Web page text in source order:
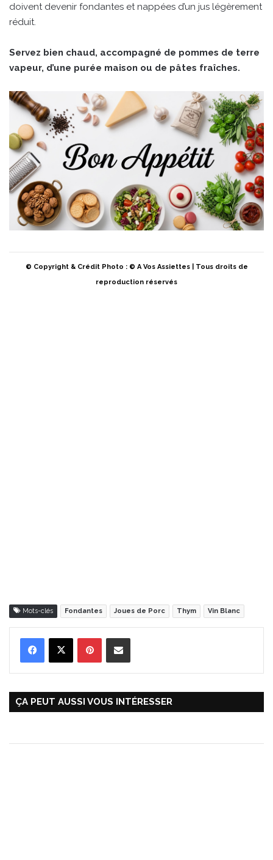
doivent devenir fondantes et nappées d’un jus légèrement
réduit.
Servez bien chaud, accompagné de pommes de terre
vapeur, d’une purée maison ou de pâtes fraîches.
© Copyright & Crédit Photo : © A Vos Assiettes | Tous droits de
reproduction réservés
Mots-clés Fondantes Joues de Porc Thym Vin Blanc
ÇA PEUT AUSSI VOUS INTÉRESSER